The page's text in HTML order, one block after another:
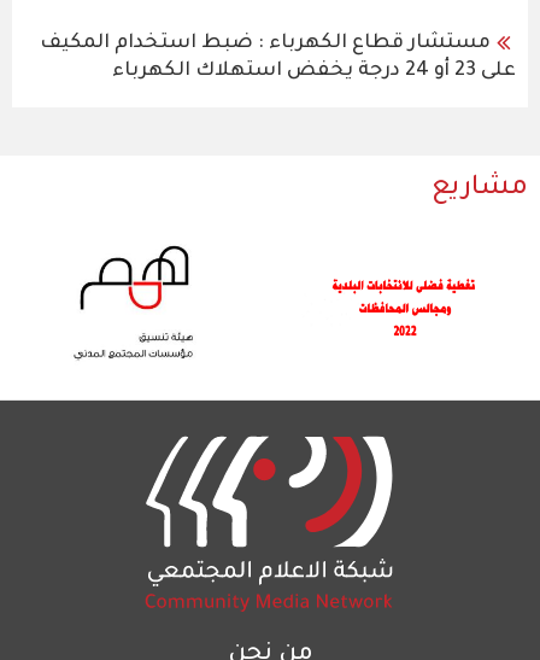
مستشار قطاع الكهرباء : ضبط استخدام المكيف
على 23 أو 24 درجة يخفض استهلاك الكهرباء
مشاريع